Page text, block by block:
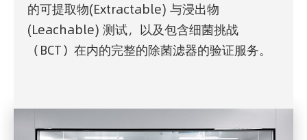
的可提取物(Extractable) 与浸出物
(Leachable) 测试，以及包含细菌挑战
（BCT）在内的完整的除菌滤器的验证服务。